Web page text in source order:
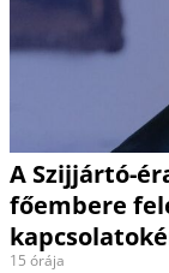
A Szijjártó-
főembere
15 órája